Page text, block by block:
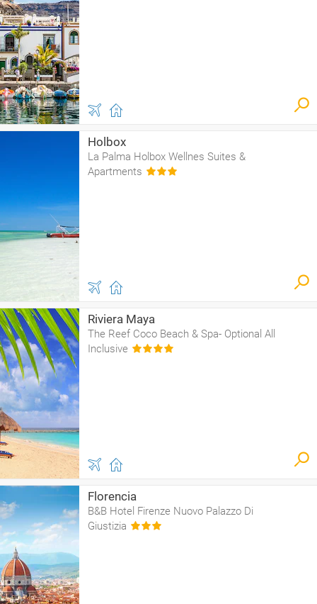
Holbox
La Palma Holbox Wellnes Suites &
Apartments
Riviera Maya
The Reef Coco Beach & Spa- Optional All
Inclusive
Florencia
B&B Hotel Firenze Nuovo Palazzo Di
Giustizia